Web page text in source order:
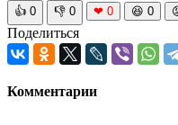
👍 0 👎 0 ❤ 0 😆 0
Поделиться
Комментарии